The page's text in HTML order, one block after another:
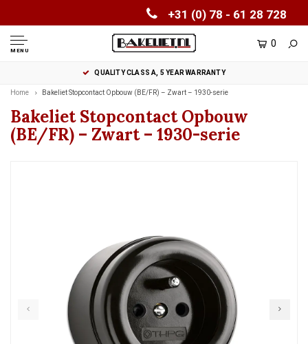
+31 (0) 78 - 61 28 728
MENU
0
QUALITY CLASS A, 5 YEAR WARRANTY
Home Bakeliet Stopcontact Opbouw (BE/FR) – Zwart – 1930-serie
Bakeliet Stopcontact Opbouw
(BE/FR) – Zwart – 1930-serie